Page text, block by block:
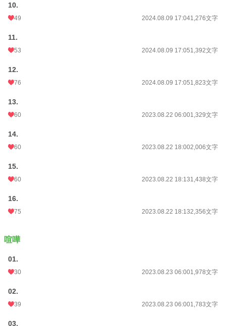
10.
49 2024.08.09 17:041,276文字
11.
53 2024.08.09 17:051,392文字
12.
76 2024.08.09 17:051,823文字
13.
60 2023.08.22 06:001,329文字
14.
60 2023.08.22 18:002,006文字
15.
60 2023.08.22 18:131,438文字
16.
75 2023.08.22 18:132,356文字
喧嘩
01.
30 2023.08.23 06:001,978文字
02.
39 2023.08.23 06:001,783文字
03.